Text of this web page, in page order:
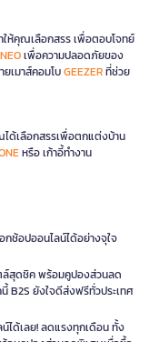
ห้คุณเลือกสรร เพื่อตอบโจทย์
NEOเพื่อความปลอดภัยของ
เมาส์คอมโบGEEZERที่ช่วย
ด้เลือกสรรเพื่อตกแต่งบ้าน
หรือ เก้าอี้ทำงาน
ช้อปออนไลน์ได้อย่างจุใจ
ล์สุดชิค พร้อมคูปองส่วนลด
B2S ยังใจดีส่งฟรีทั่วประเทศ
ได้เลย! ลดแรงทุกเดือน ทั้ง